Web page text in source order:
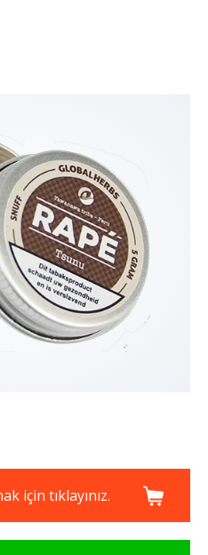
için tıklayınız.